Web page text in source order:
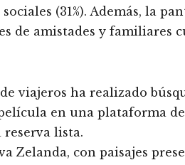
(31%). Además, la
de amistades y familiares
de viajeros ha realizado
en una plataforma de
lista.
Zelanda, con paisajes